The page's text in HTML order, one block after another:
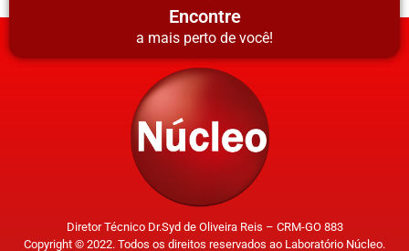
Encontre
a mais perto de você!
Diretor Técnico Dr.Syd de Oliveira Reis – CRM-GO 883
Copyright © 2022. Todos os direitos reservados ao Laboratório Núcleo.